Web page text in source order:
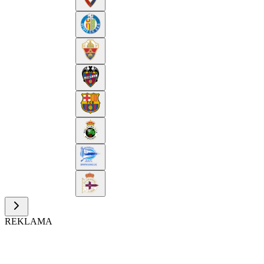
REKLAMA